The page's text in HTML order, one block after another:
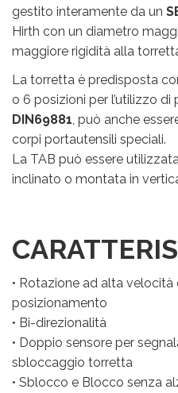
gestito interamente da un
Hirth con un diametro
maggiore rigidità alla
La torretta è predisposta
o 6 posizioni per l’utilizzo
DIN69881, può anche
corpi portautensili speciali.
La TAB può essere
inclinato o montata in
• Rotazione ad alta
posizionamento
• Bi-direzionalità
• Doppio sensore per
sbloccaggio torretta
• Sblocco e Blocco senza